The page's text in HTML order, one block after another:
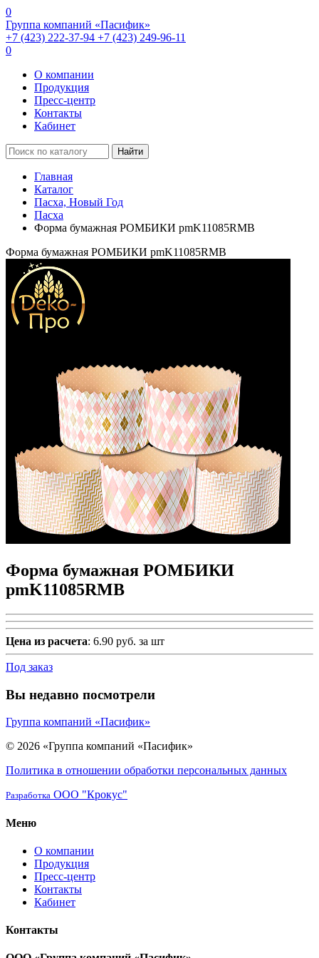
0
Группа компаний «Пасифик»
+7 (423) 222-37-94 +7 (423) 249-96-11
0
О компании
Продукция
Пресс-центр
Контакты
Кабинет
Найти
Главная
Каталог
Пасха, Новый Год
Пасха
Форма бумажная РОМБИКИ pmK11085RMB
Форма бумажная РОМБИКИ pmK11085RMB
Форма бумажная РОМБИКИ
pmK11085RMB
Цена из расчета: 6.90 руб. за шт
Под заказ
Вы недавно посмотрели
Группа компаний «Пасифик»
© 2026 «Группа компаний «Пасифик»
Политика в отношении обработки персональных данных
Разработка ООО "Крокус"
Меню
О компании
Продукция
Пресс-центр
Контакты
Кабинет
Контакты